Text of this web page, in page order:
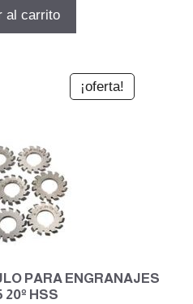
actual
al carrito
¡oferta!
PARA ENGRANAJES
20º HSS